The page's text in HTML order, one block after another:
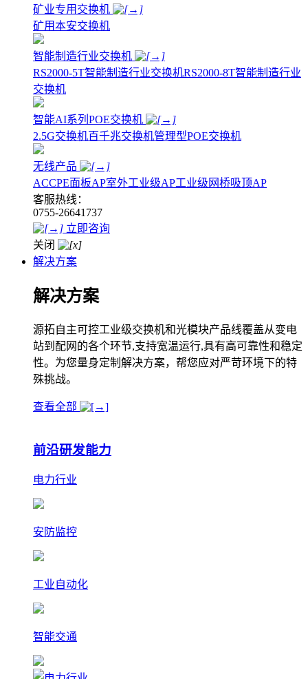
矿业专用交换机
矿用本安交换机
智能制造行业交换机
RS2000-5T智能制造行业交换机RS2000-8T智能制造行业
交换机
智能AI系列POE交换机
2.5G交换机百千兆交换机管理型POE交换机
无线产品
ACCPE面板AP室外工业级AP工业级网桥吸顶AP
客服热线：
0755-26641737
立即咨询
关闭
解决方案
解决方案
源拓自主可控工业级交换机和光模块产品线覆盖从变电
站到配网的各个环节,支持宽温运行,具有高可靠性和稳定
性。为您量身定制解决方案，帮您应对严苛环境下的特
殊挑战。
查看全部
前沿研发能力
电力行业
安防监控
工业自动化
智能交通